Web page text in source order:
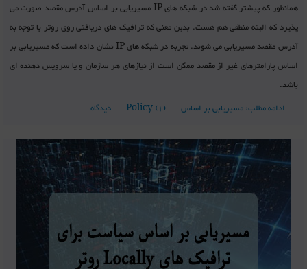
همانطور که پیشتر گفته شد در شبکه های IP مسیریابی بر اساس آدرس مقصد صورت می
پذیرد که البته منطقی هم هست. بدین معنی که ترافیک های دریافتی روی روتر با توجه به
آدرس مقصد مسیریابی می شوند. تجربه در شبکه های IP نشان داده است که مسیریابی بر
اساس پارامترهای غیر از مقصد ممکن است از نیازهای هر سازمان و یا سرویس دهنده ای
باشد.
ادامه مطلب: مسیریابی بر اساس Policy
(1) دیدگاه